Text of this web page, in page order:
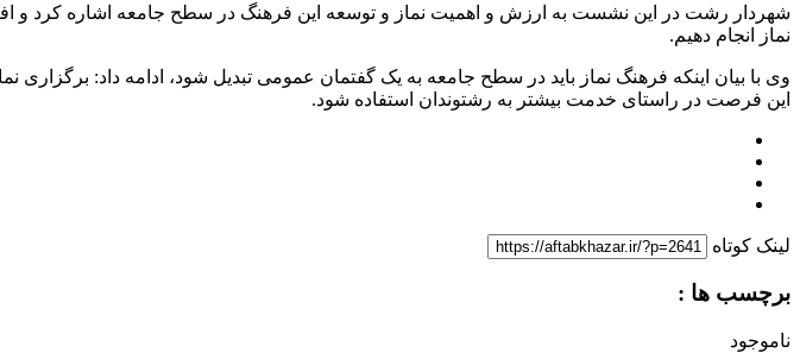
شهردار رشت در این نشست به ارزش و اهمیت نماز و توسعه این فرهنگ در سطح جامعه اشاره کرد و
نماز انجام دهیم.
وی با بیان اینکه فرهنگ نماز باید در سطح جامعه به یک گفتمان عمومی تبدیل شود، ادامه داد:
این فرصت در راستای خدمت بیشتر به رشتوندان استفاده شود.
لینک کوتاه
برچسب ها :
ناموجود